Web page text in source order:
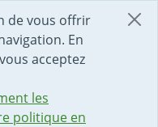
de vous offrir
En
acceptez
les
politique en